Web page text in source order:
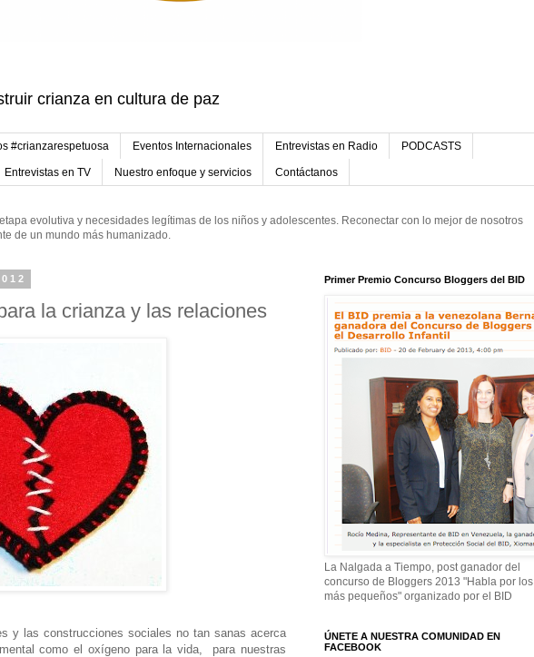
crianza en cultura de paz
#crianzarespetuosa Eventos Internacionales Entrevistas en Radio PODCASTS
Entrevistas en TV Nuestro enfoque y servicios Contáctanos
evolutiva y necesidades legítimas de los niños y adolescentes. Reconectar con lo mejor de nosotros
de un mundo más humanizado.
la crianza y las relaciones
y las construcciones sociales no tan sanas acerca
como el oxígeno para la vida, para nuestras
Primer Premio Concurso Bloggers del BID
La Nalgada a Tiempo, post ganador del
concurso de Bloggers 2013 "Habla por los
más pequeños" organizado por el BID
ÚNETE A NUESTRA COMUNIDAD EN
FACEBOOK